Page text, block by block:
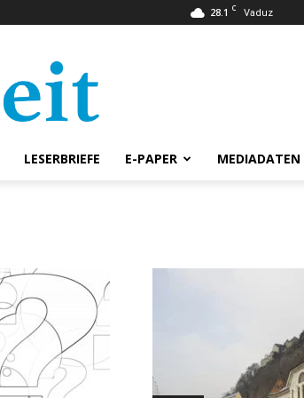
28.1 C Vaduz
LESERBRIEFE E-PAPER MEDIADATEN